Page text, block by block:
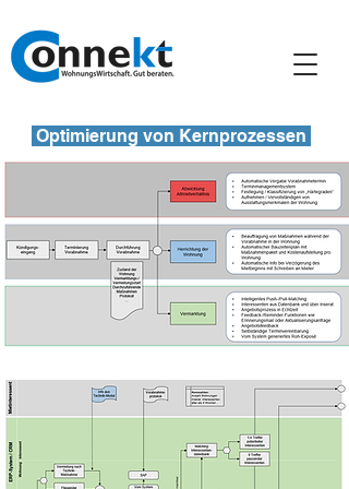
Optimierung von Kernprozessen